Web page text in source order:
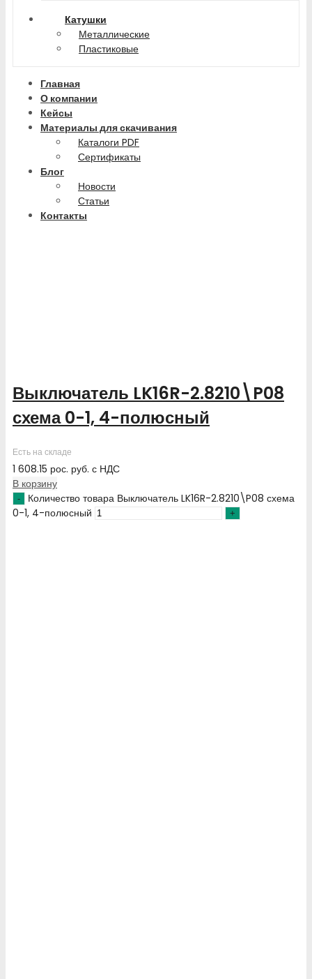
Катушки
Металлические
Пластиковые
Главная
О компании
Кейсы
Материалы для скачивания
Каталоги PDF
Сертификаты
Блог
Новости
Статьи
Контакты
Выключатель LK16R-2.8210\P08
схема 0-1, 4-полюсный
Есть на складе
1 608.15 рос. руб. с НДС
В корзину
Количество товара Выключатель LK16R-2.8210\P08 схема
0-1, 4-полюсный